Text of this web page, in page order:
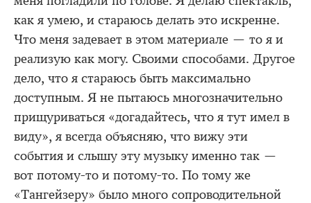
как я умею, и стараюсь делать это искренне.
Что меня задевает в этом материале — то я и
реализую как могу. Своими способами. Другое
дело, что я стараюсь быть максимально
доступным. Я не пытаюсь многозначительно
прищуриваться «догадайтесь, что я тут имел в
виду», я всегда объясняю, что вижу эти
события и слышу эту музыку именно так —
вот потому-то и потому-то. По тому же
«Тангейзеру» было много сопроводительной